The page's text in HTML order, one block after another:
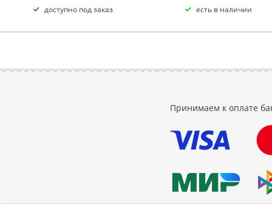
доступно под заказ есть в наличии
Принимаем к оплате